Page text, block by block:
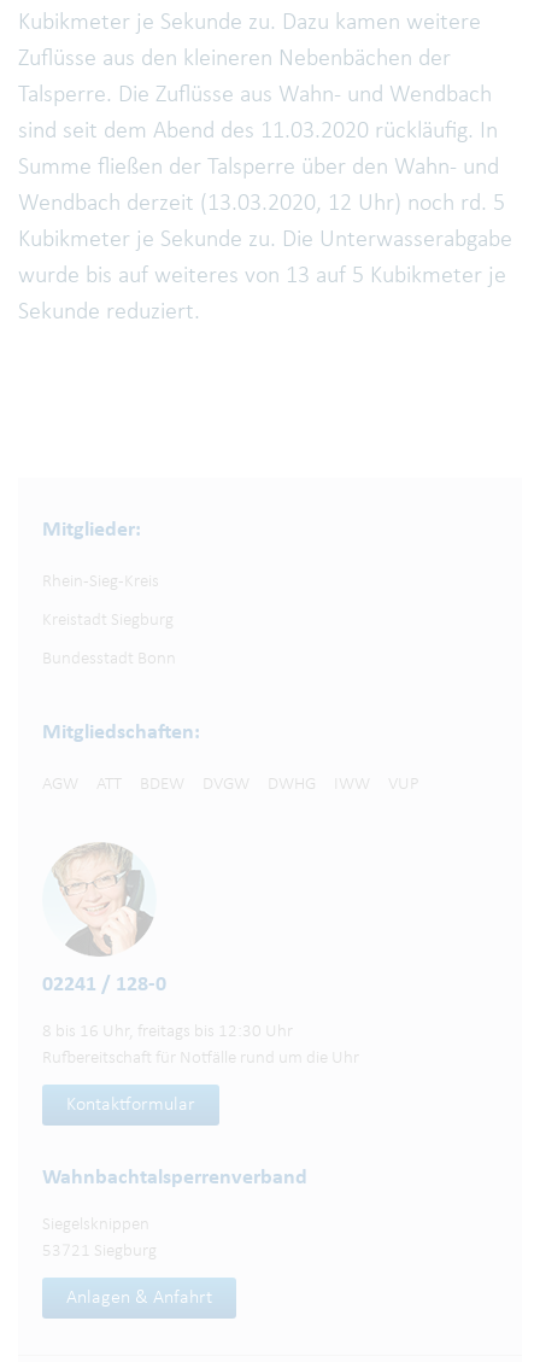
Kubikmeter je Sekunde zu. Dazu kamen weitere
Zuflüsse aus den kleineren Nebenbächen der
Talsperre. Die Zuflüsse aus Wahn- und Wendbach
sind seit dem Abend des 11.03.2020 rückläufig. In
Summe fließen der Talsperre über den Wahn- und
Wendbach derzeit (13.03.2020, 12 Uhr) noch rd. 5
Kubikmeter je Sekunde zu. Die Unterwasserabgabe
wurde bis auf weiteres von 13 auf 5 Kubikmeter je
Sekunde reduziert.
Mitglieder:
Rhein-Sieg-Kreis
Kreistadt Siegburg
Bundesstadt Bonn
Mitgliedschaften:
AGW ATT BDEW DVGW DWHG IWW VUP
02241 / 128-0
8 bis 16 Uhr, freitags bis 12:30 Uhr
Rufbereitschaft für Notfälle rund um die Uhr
Kontaktformular
Wahnbachtalsperren­verband
Siegelsknippen
53721 Siegburg
Anlagen & Anfahrt